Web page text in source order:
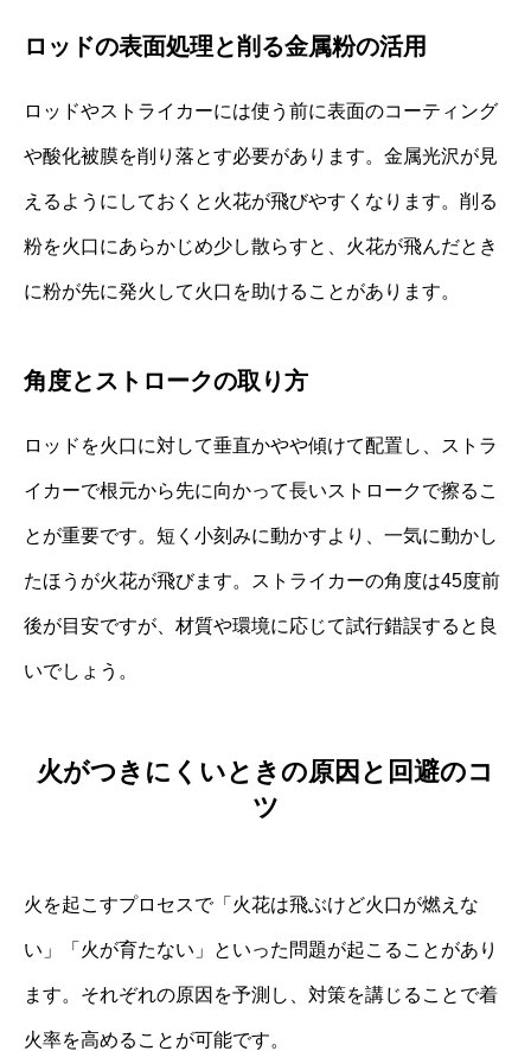
ロッドの表面処理と削る金属粉の活用
ロッドやストライカーには使う前に表面のコーティング
や酸化被膜を削り落とす必要があります。金属光沢が見
えるようにしておくと火花が飛びやすくなります。削る
粉を火口にあらかじめ少し散らすと、火花が飛んだとき
に粉が先に発火して火口を助けることがあります。
角度とストロークの取り方
ロッドを火口に対して垂直かやや傾けて配置し、ストラ
イカーで根元から先に向かって長いストロークで擦るこ
とが重要です。短く小刻みに動かすより、一気に動かし
たほうが火花が飛びます。ストライカーの角度は45度前
後が目安ですが、材質や環境に応じて試行錯誤すると良
いでしょう。
火がつきにくいときの原因と回避のコ
ツ
火を起こすプロセスで「火花は飛ぶけど火口が燃えな
い」「火が育たない」といった問題が起こることがあり
ます。それぞれの原因を予測し、対策を講じることで着
火率を高めることが可能です。